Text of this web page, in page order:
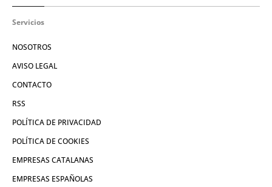
Servicios
NOSOTROS
AVISO LEGAL
CONTACTO
RSS
POLÍTICA DE PRIVACIDAD
POLÍTICA DE COOKIES
EMPRESAS CATALANAS
EMPRESAS ESPAÑOLAS